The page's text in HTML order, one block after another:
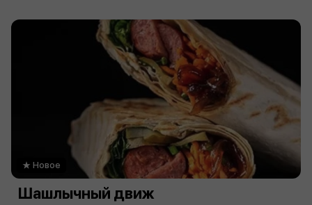
Новое
Шашлычный движ